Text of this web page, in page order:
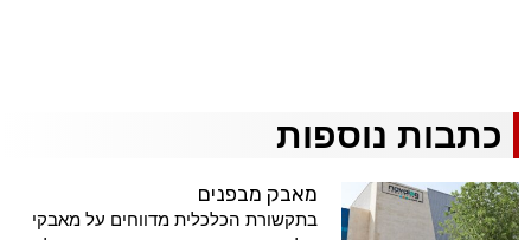
כתבות נוספות
מאבק מבפנים
בתקשורת הכלכלית מדווחים על מאבקי